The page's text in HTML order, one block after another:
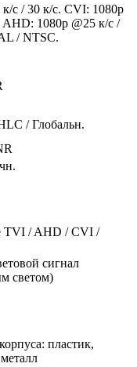
с / 30 к/с. CVI: 1080p
AHD: 1080p @25 к/с /
/ NTSC.
/ Глобальн.
TVI / AHD / CVI /
сигнал
светом)
пластик,